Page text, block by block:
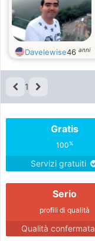
Davelewise46 anni
1
Gratis
100%
Servizi gratuiti
Serio
profili di qualità
Qualità confermata